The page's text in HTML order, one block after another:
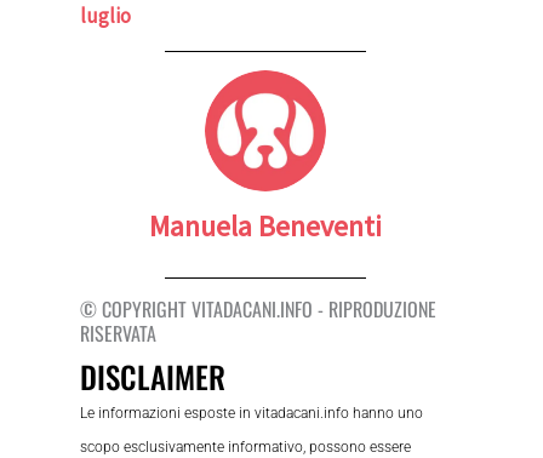
luglio
Manuela Beneventi
© COPYRIGHT VITADACANI.INFO - RIPRODUZIONE
RISERVATA
DISCLAIMER
Le informazioni esposte in vitadacani.info hanno uno
scopo esclusivamente informativo, possono essere